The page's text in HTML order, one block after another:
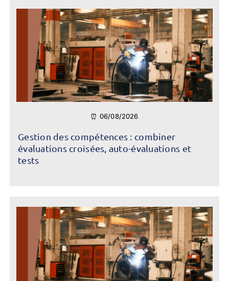
⏰ 06/08/2026
Gestion des compétences : combiner
évaluations croisées, auto-évaluations et
tests